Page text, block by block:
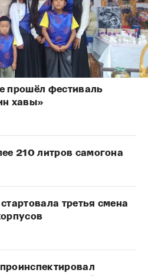
прошёл фестиваль
хавы»
210 литров самогона
третья смена